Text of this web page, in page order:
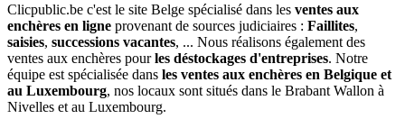
Clicpublic.be c'est le site Belge spécialisé dans les ventes aux
enchères en ligne provenant de sources judiciaires : Faillites,
saisies, successions vacantes, ... Nous réalisons également des
ventes aux enchères pourles déstockages d'entreprises. Notre
équipe est spécialisée dans les ventes aux enchères en Belgique et
au Luxembourg, nos locaux sont situés dans le Brabant Wallon à
Nivelles et au Luxembourg.